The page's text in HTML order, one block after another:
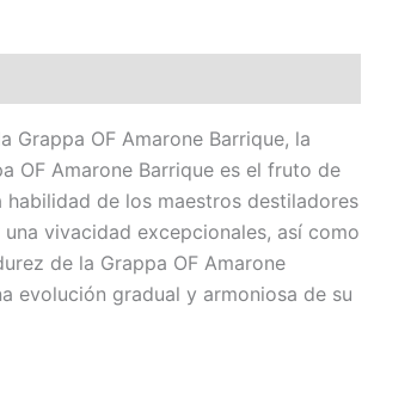
Grappa OF Amarone Barrique, la
OF Amarone Barrique es el fruto de
de los maestros destiladores
vivacidad excepcionales, así como
de la Grappa OF Amarone
evolución gradual y armoniosa de su